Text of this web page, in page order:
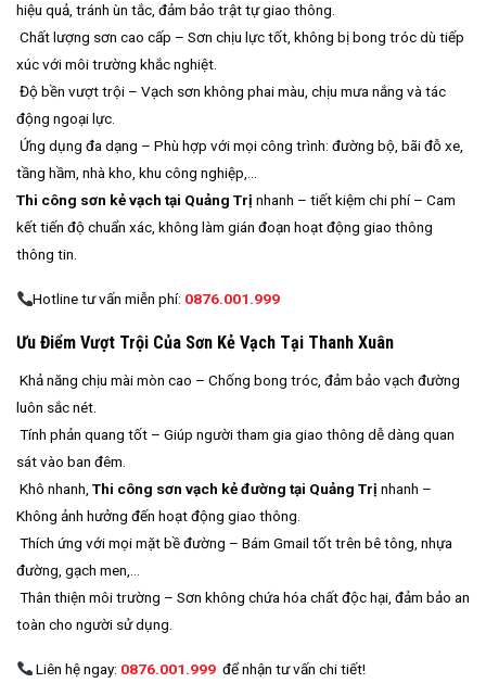
hiệu quả, tránh ùn tắc, đảm bảo trật tự giao thông.
Chất lượng sơn cao cấp – Sơn chịu lực tốt, không bị bong tróc dù tiếp
xúc với môi trường khắc nghiệt.
Độ bền vượt trội – Vạch sơn không phai màu, chịu mưa nắng và tác
động ngoại lực.
Ứng dụng đa dạng – Phù hợp với mọi công trình: đường bộ, bãi đỗ xe,
tầng hầm, nhà kho, khu công nghiệp,…
Thi công sơn kẻ vạch tại Quảng Trị nhanh – tiết kiệm chi phí – Cam
kết tiến độ chuẩn xác, không làm gián đoạn hoạt động giao thông
thông tin.
Hotline tư vấn miễn phí: 0876.001.999
Ưu Điểm Vượt Trội Của Sơn Kẻ Vạch Tại Thanh Xuân
Khả năng chịu mài mòn cao – Chống bong tróc, đảm bảo vạch đường
luôn sắc nét.
Tính phản quang tốt – Giúp người tham gia giao thông dễ dàng quan
sát vào ban đêm.
Khô nhanh, Thi công sơn vạch kẻ đường tại Quảng Trị nhanh –
Không ảnh hưởng đến hoạt động giao thông.
Thích ứng với mọi mặt bề đường – Bám Gmail tốt trên bê tông, nhựa
đường, gạch men,…
Thân thiện môi trường – Sơn không chứa hóa chất độc hại, đảm bảo an
toàn cho người sử dụng.
Liên hệ ngay: 0876.001.999 để nhận tư vấn chi tiết!